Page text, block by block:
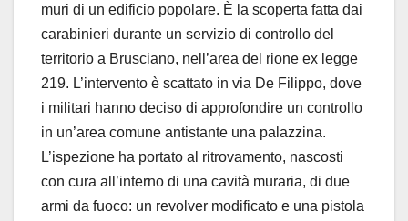
muri di un edificio popolare. È la scoperta fatta dai
carabinieri durante un servizio di controllo del
territorio a Brusciano, nell’area del rione ex legge
219. L’intervento è scattato in via De Filippo, dove
i militari hanno deciso di approfondire un controllo
in un’area comune antistante una palazzina.
L’ispezione ha portato al ritrovamento, nascosti
con cura all’interno di una cavità muraria, di due
armi da fuoco: un revolver modificato e una pistola